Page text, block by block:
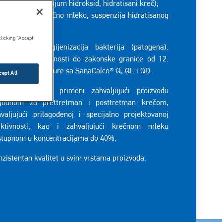
S (kalcijum hidroksid, hidratisani kreč);
M (krečno mleko, suspenzija hidratisanog
i higijenizacija bakterija (patogena).
pH vrednosti do zakonske granice od 12.
temperature sa SanaCalco® Q, QL i QD.
vašoj primeni zahvaljujući proizvodu
za prettretman i posttretman krečom,
prilagođenoj i specijalno projektovanoj
kao i zahvaljujući krečnom mleku
u koncentracijama do 40%.
kvalitet u svim vrstama proizvoda.
“Accept
All